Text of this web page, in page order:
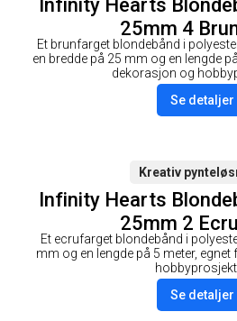
Infinity Hearts
25mm 4
Et brunfarget blondebånd i
en bredde på 25 mm og en lengde
dekorasjon og
Se detaljer
Kreativ
Infinity Hearts
25mm 2
Et ecrufarget blondebånd i
mm og en lengde på 5 meter,
Se detaljer